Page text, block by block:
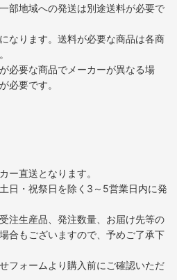
部地域への発送は別途送料が必要で
なります。送料が必要な商品は各商
必要な商品でメーカーが異なる場
必要です。
ー直送となります。
日・祝祭日を除く3～5営業日内に発
注生産品、発注数量、お届け先等の
合もございますので、予めご了承下
フォームより購入前にご確認いただ